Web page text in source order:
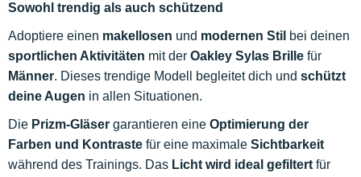
Sowohl trendig als auch schützend
Adoptiere einen makellosen und modernen Stil bei deinen
sportlichen Aktivitäten mit der Oakley Sylas Brille für
Männer. Dieses trendige Modell begleitet dich und schützt
deine Augen in allen Situationen.
Die Prizm-Gläser garantieren eine Optimierung der
Farben und Kontraste für eine maximale Sichtbarkeit
während des Trainings. Das Licht wird ideal gefiltert für